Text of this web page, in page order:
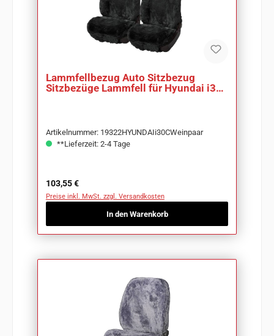
Lammfellbezug Auto Sitzbezug
Sitzbezüge Lammfell für Hyundai i30
Artikelnummer: 19322HYUNDAIi30CWeinpaar
**Lieferzeit: 2-4 Tage
Regulärer Preis:
103,55 €
Preise inkl. MwSt. zzgl. Versandkosten
In den Warenkorb